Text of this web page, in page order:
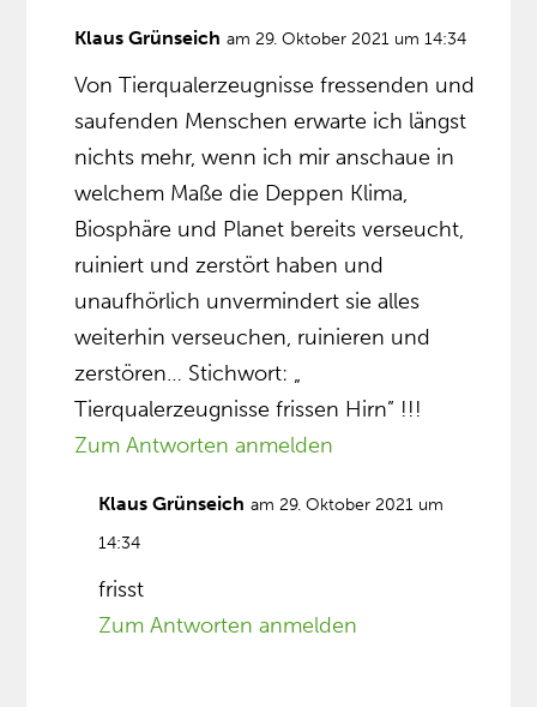
Klaus Grünseich am 29. Oktober 2021 um 14:34
Von Tierqualerzeugnisse fressenden und
saufenden Menschen erwarte ich längst
nichts mehr, wenn ich mir anschaue in
welchem Maße die Deppen Klima,
Biosphäre und Planet bereits verseucht,
ruiniert und zerstört haben und
unaufhörlich unvermindert sie alles
weiterhin verseuchen, ruinieren und
zerstören… Stichwort: „
Tierqualerzeugnisse frissen Hirn” !!!
Zum Antworten anmelden
Klaus Grünseich am 29. Oktober 2021 um
14:34
frisst
Zum Antworten anmelden